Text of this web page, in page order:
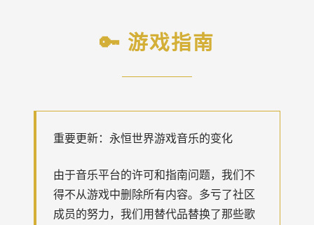
🔑 游戏指南
重要更新：永恒世界游戏音乐的变化
由于音乐平台的许可和指南问题，我们不
得不从游戏中删除所有内容。多亏了社区
成员的努力，我们用替代品替换了那些歌